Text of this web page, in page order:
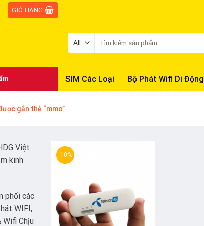
GIỎ HÀNG
SIM Các Loại Bộ Phát Wifi Di Động
gắn thẻ “mmo”
Việt
kinh
phối các
WIFI,
Wifi Chịu
-10%